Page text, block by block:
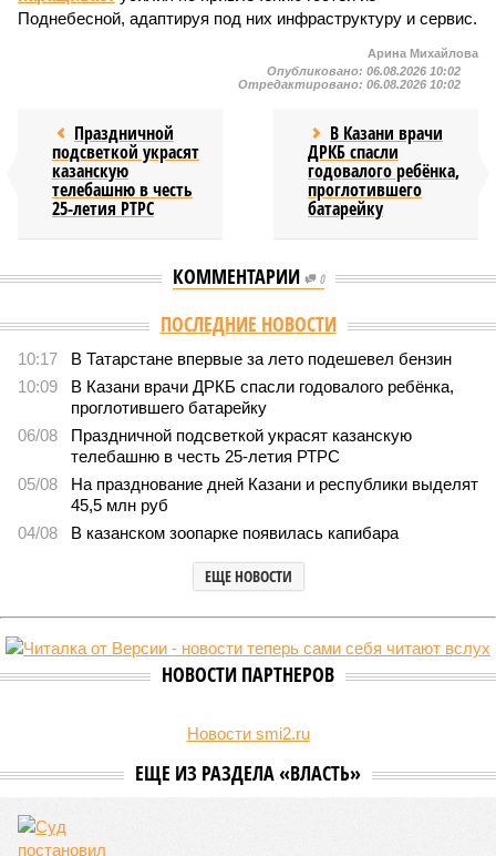
Поднебесной, адаптируя под них инфраструктуру и сервис.
Арина Михайлова
Опубликовано: 06.08.2026 10:02
Отредактировано: 06.08.2026 10:02
Праздничной
подсветкой украсят
казанскую
телебашню в честь
25-летия РТРС
В Казани врачи
ДРКБ спасли
годовалого ребёнка,
проглотившего
батарейку
КОММЕНТАРИИ 0
Версия //Общество //
В Татарстане планируют адаптировать сервисы
для увеличения турпотока из Китая
В Татарстане планируют адаптировать сервисы для
увеличения турпотока из Китая
Культура и маршруты
В Татарстане планируют адаптировать сервисы для увеличения
На фоне продления Россией и Китаем безвизового режима до
конца 2027 года и переориентации туристических потоков из-за
наращивает усилия по привлечению гостей из Поднебесной,
материалов
РБК Татарстан, в 2025 году в
коллективных средствах размещения региона
зарегистрировались 20 тысяч туристов из Китая, а